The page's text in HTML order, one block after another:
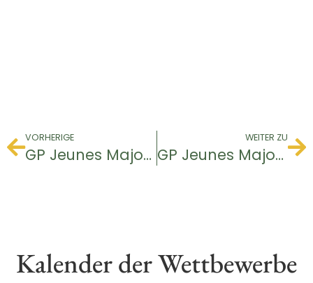
VORHERIGE
GP Jeunes Major U14
WEITER ZU
GP Jeunes Major U14
Kalender der Wettbewerbe